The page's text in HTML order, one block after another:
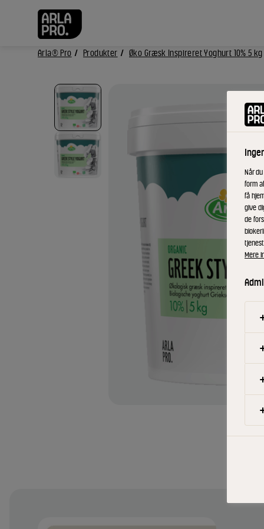
Arla® Pro Produkter Øko Græsk Inspireret Yoghurt 10% 5 kg
Når
form
få
give
de
Mere